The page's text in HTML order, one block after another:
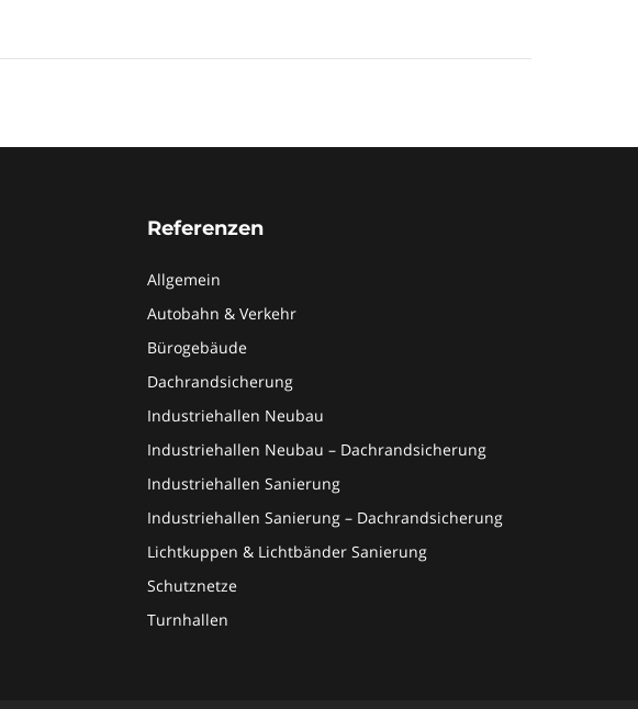
Referenzen
Allgemein
Autobahn & Verkehr
Bürogebäude
Dachrandsicherung
Industriehallen Neubau
Industriehallen Neubau – Dachrandsicherung
Industriehallen Sanierung
Industriehallen Sanierung – Dachrandsicherung
Lichtkuppen & Lichtbänder Sanierung
Schutznetze
Turnhallen